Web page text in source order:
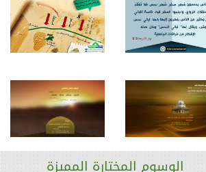
الوسوم المختارة المميزة